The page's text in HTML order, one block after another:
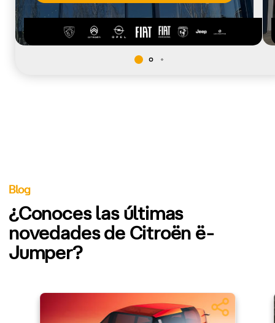
Blog
¿Conoces las últimas
novedades de Citroën ë-
Jumper?